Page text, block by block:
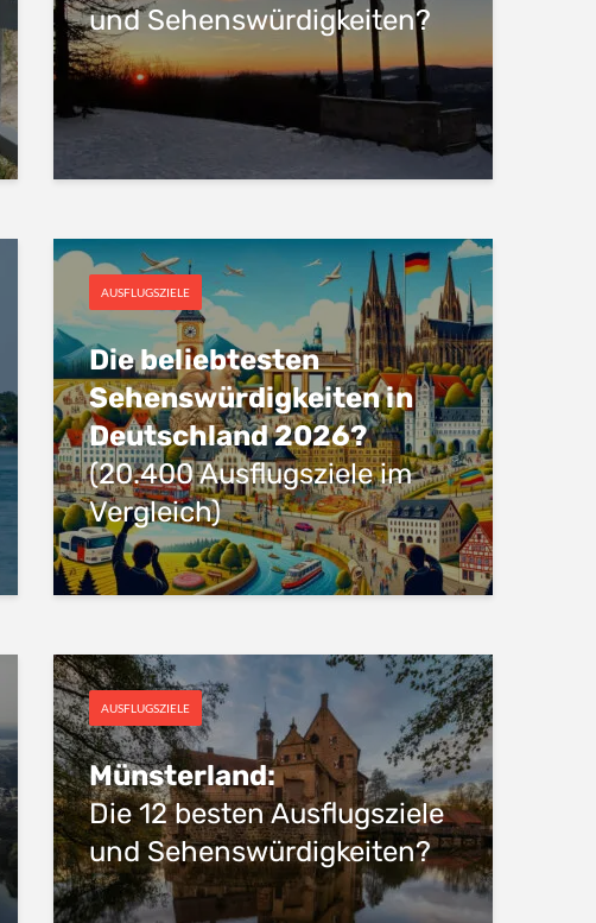
und Sehenswürdigkeiten?
AUSFLUGSZIELE
Die beliebtesten
Sehenswürdigkeiten in
Deutschland 2026?
(20.400 Ausflugsziele im
Vergleich)
AUSFLUGSZIELE
Münsterland:
Die 12 besten Ausflugsziele
und Sehenswürdigkeiten?